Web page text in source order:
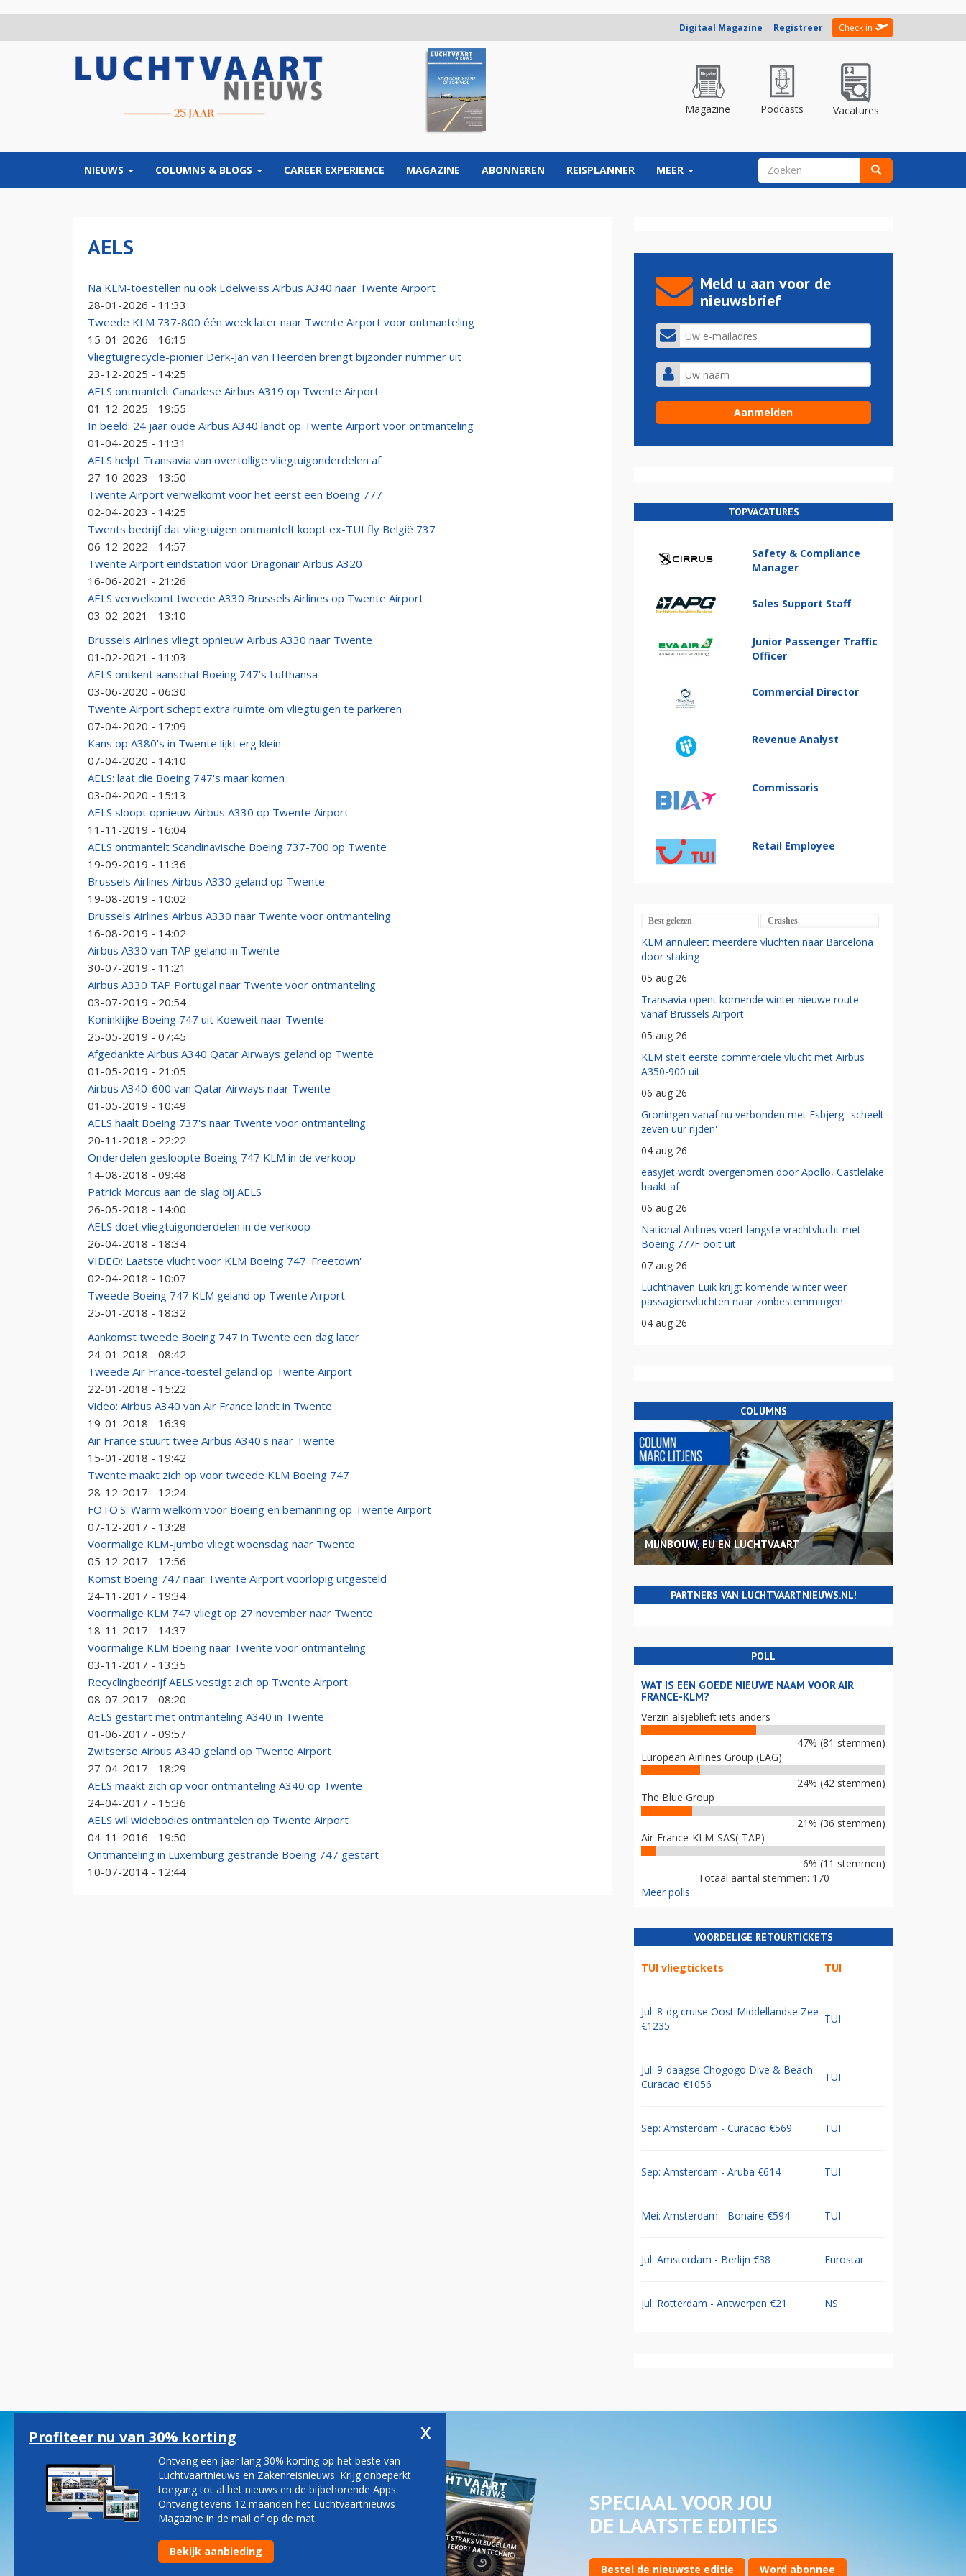
Digitaal Magazine Registreer Check in
Magazine Podcasts Vacatures
NIEUWS COLUMNS & BLOGS CAREER EXPERIENCE MAGAZINE ABONNEREN REISPLANNER MEER ZOEKVELD
AELS
Na KLM-toestellen nu ook Edelweiss Airbus A340 naar Twente Airport
28-01-2026 - 11:33
Tweede KLM 737-800 één week later naar Twente Airport voor ontmanteling
15-01-2026 - 16:15
Vliegtuigrecycle-pionier Derk-Jan van Heerden brengt bijzonder nummer uit
23-12-2025 - 14:25
AELS ontmantelt Canadese Airbus A319 op Twente Airport
01-12-2025 - 19:55
In beeld: 24 jaar oude Airbus A340 landt op Twente Airport voor ontmanteling
01-04-2025 - 11:31
AELS helpt Transavia van overtollige vliegtuigonderdelen af
27-10-2023 - 13:50
Twente Airport verwelkomt voor het eerst een Boeing 777
02-04-2023 - 14:25
Twents bedrijf dat vliegtuigen ontmantelt koopt ex-TUI fly België 737
06-12-2022 - 14:57
Twente Airport eindstation voor Dragonair Airbus A320
16-06-2021 - 21:26
AELS verwelkomt tweede A330 Brussels Airlines op Twente Airport
03-02-2021 - 13:10
Brussels Airlines vliegt opnieuw Airbus A330 naar Twente
01-02-2021 - 11:03
AELS ontkent aanschaf Boeing 747’s Lufthansa
03-06-2020 - 06:30
Twente Airport schept extra ruimte om vliegtuigen te parkeren
07-04-2020 - 17:09
Kans op A380's in Twente lijkt erg klein
07-04-2020 - 14:10
AELS: laat die Boeing 747's maar komen
03-04-2020 - 15:13
AELS sloopt opnieuw Airbus A330 op Twente Airport
11-11-2019 - 16:04
AELS ontmantelt Scandinavische Boeing 737-700 op Twente
19-09-2019 - 11:36
Brussels Airlines Airbus A330 geland op Twente
19-08-2019 - 10:02
Brussels Airlines Airbus A330 naar Twente voor ontmanteling
16-08-2019 - 14:02
Airbus A330 van TAP geland in Twente
30-07-2019 - 11:21
Airbus A330 TAP Portugal naar Twente voor ontmanteling
03-07-2019 - 20:54
Koninklijke Boeing 747 uit Koeweit naar Twente
25-05-2019 - 07:45
Afgedankte Airbus A340 Qatar Airways geland op Twente
01-05-2019 - 21:05
Airbus A340-600 van Qatar Airways naar Twente
01-05-2019 - 10:49
AELS haalt Boeing 737's naar Twente voor ontmanteling
20-11-2018 - 22:22
Onderdelen gesloopte Boeing 747 KLM in de verkoop
14-08-2018 - 09:48
Patrick Morcus aan de slag bij AELS
26-05-2018 - 14:00
AELS doet vliegtuigonderdelen in de verkoop
26-04-2018 - 18:34
VIDEO: Laatste vlucht voor KLM Boeing 747 'Freetown'
02-04-2018 - 10:07
Tweede Boeing 747 KLM geland op Twente Airport
25-01-2018 - 18:32
Aankomst tweede Boeing 747 in Twente een dag later
24-01-2018 - 08:42
Tweede Air France-toestel geland op Twente Airport
22-01-2018 - 15:22
Video: Airbus A340 van Air France landt in Twente
19-01-2018 - 16:39
Air France stuurt twee Airbus A340's naar Twente
15-01-2018 - 19:42
Twente maakt zich op voor tweede KLM Boeing 747
28-12-2017 - 12:24
FOTO'S: Warm welkom voor Boeing en bemanning op Twente Airport
07-12-2017 - 13:28
Voormalige KLM-jumbo vliegt woensdag naar Twente
05-12-2017 - 17:56
Komst Boeing 747 naar Twente Airport voorlopig uitgesteld
24-11-2017 - 19:34
Voormalige KLM 747 vliegt op 27 november naar Twente
18-11-2017 - 14:37
Voormalige KLM Boeing naar Twente voor ontmanteling
03-11-2017 - 13:35
Recyclingbedrijf AELS vestigt zich op Twente Airport
08-07-2017 - 08:20
AELS gestart met ontmanteling A340 in Twente
01-06-2017 - 09:57
Zwitserse Airbus A340 geland op Twente Airport
27-04-2017 - 18:29
AELS maakt zich op voor ontmanteling A340 op Twente
24-04-2017 - 15:36
AELS wil widebodies ontmantelen op Twente Airport
04-11-2016 - 19:50
Ontmanteling in Luxemburg gestrande Boeing 747 gestart
10-07-2014 - 12:44
Meld u aan voor de
nieuwsbrief
TOPVACATURES
Safety & Compliance
Manager
Sales Support Staff
Junior Passenger Traffic
Officer
Commercial Director
Revenue Analyst
Commissaris
Retail Employee
Best gelezen Crashes
KLM annuleert meerdere vluchten naar Barcelona
door staking
05 aug 26
Transavia opent komende winter nieuwe route
vanaf Brussels Airport
05 aug 26
KLM stelt eerste commerciële vlucht met Airbus
A350-900 uit
06 aug 26
Groningen vanaf nu verbonden met Esbjerg: 'scheelt
zeven uur rijden'
04 aug 26
easyJet wordt overgenomen door Apollo, Castlelake
haakt af
06 aug 26
National Airlines voert langste vrachtvlucht met
Boeing 777F ooit uit
07 aug 26
Luchthaven Luik krijgt komende winter weer
passagiersvluchten naar zonbestemmingen
04 aug 26
COLUMNS
MIJNBOUW, EU EN LUCHTVAART
PARTNERS VAN LUCHTVAARTNIEUWS.NL!
POLL
WAT IS EEN GOEDE NIEUWE NAAM VOOR AIR
FRANCE-KLM?
Verzin alsjeblieft iets anders
47% (81 stemmen)
European Airlines Group (EAG)
24% (42 stemmen)
The Blue Group
21% (36 stemmen)
Air-France-KLM-SAS(-TAP)
6% (11 stemmen)
Totaal aantal stemmen: 170
Meer polls
VOORDELIGE RETOURTICKETS
TUI vliegtickets TUI
Jul: 8-dg cruise Oost Middellandse Zee
€1235
TUI
Jul: 9-daagse Chogogo Dive & Beach
Curacao €1056
TUI
Sep: Amsterdam - Curacao €569 TUI
Sep: Amsterdam - Aruba €614 TUI
Mei: Amsterdam - Bonaire €594 TUI
Jul: Amsterdam - Berlijn €38 Eurostar
Jul: Rotterdam - Antwerpen €21 NS
SPECIAAL VOOR JOU
DE LAATSTE EDITIES
Bestel de nieuwste editie Word abonnee
Profiteer nu van 30% korting x
Ontvang een jaar lang 30% korting op het beste van
Luchtvaartnieuws en Zakenreisnieuws. Krijg onbeperkt
toegang tot al het nieuws en de bijbehorende Apps.
Ontvang tevens 12 maanden het Luchtvaartnieuws
Magazine in de mail of op de mat.
Bekijk aanbieding